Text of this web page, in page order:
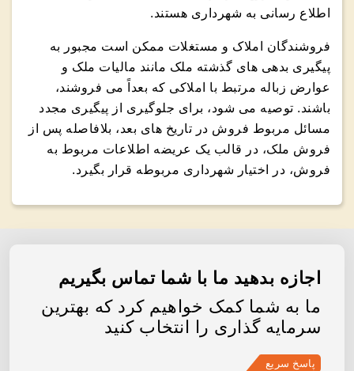
اطلاع رسانی به شهرداری هستند.
فروشندگان املاک و مستغلات ممکن است مجبور به
پیگیری بدهی های گذشته ملک مانند مالیات ملک و
عوارض زباله مرتبط با املاکی که بعداً می فروشند،
باشند. توصیه می شود، برای جلوگیری از پیگیری مجدد
مسائل مربوط فروش در تاریخ های بعد، بلافاصله پس از
فروش ملک، در قالب یک عریضه اطلاعات مربوط به
فروش، در اختیار شهرداری مربوطه قرار بگیرد.
اجازه بدهید ما با شما تماس بگیریم
ما به شما کمک خواهیم کرد که بهترین
سرمایه گذاری را انتخاب کنید
پاسخ سریع